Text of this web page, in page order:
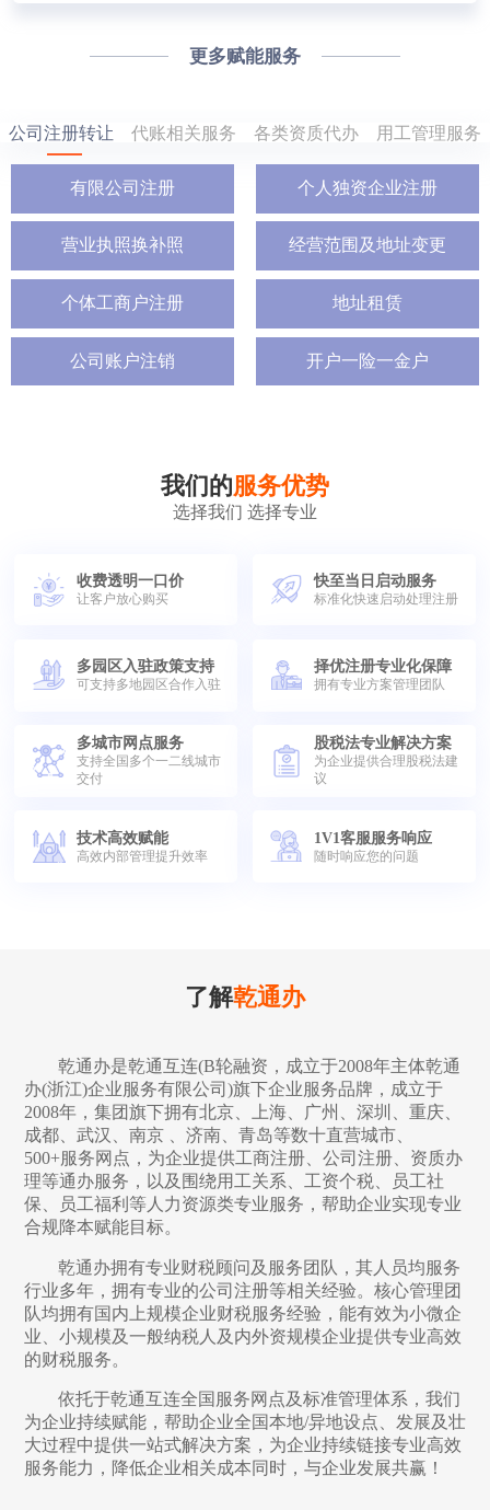
更多赋能服务
公司注册转让 代账相关服务 各类资质代办 用工管理服务
有限公司注册 个人独资企业注册
营业执照换补照 经营范围及地址变更
个体工商户注册 地址租赁
公司账户注销 开户一险一金户
我们的服务优势
选择我们 选择专业
收费透明一口价
让客户放心购买
快至当日启动服务
标准化快速启动处理注册
多园区入驻政策支持
可支持多地园区合作入驻
择优注册专业化保障
拥有专业方案管理团队
多城市网点服务
支持全国多个一二线城市
交付
股税法专业解决方案
为企业提供合理股税法建
议
技术高效赋能
高效内部管理提升效率
1V1客服服务响应
随时响应您的问题
了解乾通办
乾通办是乾通互连(B轮融资，成立于2008年主体乾通
办(浙江)企业服务有限公司)旗下企业服务品牌，成立于
2008年，集团旗下拥有北京、上海、广州、深圳、重庆、
成都、武汉、南京 、济南、青岛等数十直营城市、
500+服务网点，为企业提供工商注册、公司注册、资质办
理等通办服务，以及围绕用工关系、工资个税、员工社
保、员工福利等人力资源类专业服务，帮助企业实现专业
合规降本赋能目标。
乾通办拥有专业财税顾问及服务团队，其人员均服务
行业多年，拥有专业的公司注册等相关经验。核心管理团
队均拥有国内上规模企业财税服务经验，能有效为小微企
业、小规模及一般纳税人及内外资规模企业提供专业高效
的财税服务。
依托于乾通互连全国服务网点及标准管理体系，我们
为企业持续赋能，帮助企业全国本地/异地设点、发展及壮
大过程中提供一站式解决方案，为企业持续链接专业高效
服务能力，降低企业相关成本同时，与企业发展共赢！